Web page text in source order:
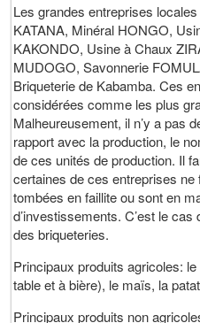
Les grandes entreprises
KATANA, Minéral HONGO,
KAKONDO, Usine à Chaux
MUDOGO, Savonnerie
Briqueterie de Kabamba. Ces
considérées comme les plus
Malheureusement, il n’y a pas
rapport avec la production, le
de ces unités de production. Il
certaines de ces entreprises
tombées en faillite ou sont en
d’investissements. C’est le
des briqueteries.
Principaux produits agricoles:
table et à bière), le maïs, la
Principaux produits non